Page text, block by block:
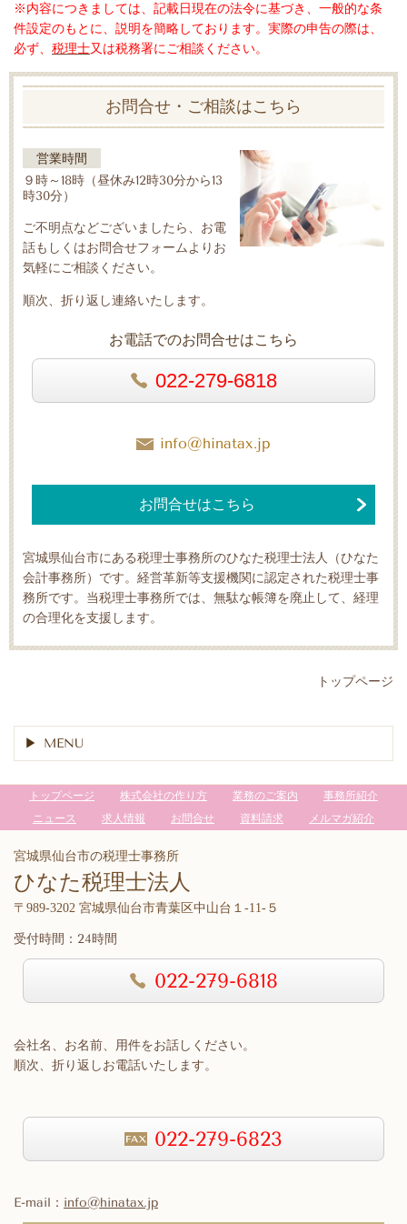
※内容につきましては、記載日現在の法令に基づき、一般的な条
件設定のもとに、説明を簡略しております。実際の申告の際は、
必ず、 税理士又は税務署にご相談ください。
お問合せ・ご相談はこちら
営業時間
９時～18時（昼休み12時30分から13
時30分）
ご不明点などございましたら、お電
話もしくはお問合せフォームよりお
気軽にご相談ください。
順次、折り返し連絡いたします。
お電話でのお問合せはこちら
022-279-6818
info@hinatax.jp
お問合せはこちら
宮城県仙台市にある税理士事務所のひなた税理士法人（ひなた
会計事務所）です。経営革新等支援機関に認定された税理士事
務所です。当税理士事務所では、無駄な帳簿を廃止して、経理
の合理化を支援します。
トップページ
MENU
トップページ 株式会社の作り方 業務のご案内
事務所紹介
ニュース
求人情報 お問合せ 資料請求 メルマガ紹介
宮城県仙台市の税理士事務所
ひなた税理士法人
〒989-3202 宮城県仙台市青葉区中山台１-11-５
受付時間：24時間
022-279-6818
会社名、お名前、用件をお話しください。
順次、折り返しお電話いたします。
022-279-6823
E-mail： info@hinatax.jp